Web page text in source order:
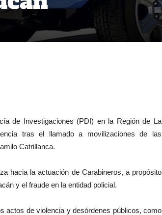
de Investigaciones (PDI) en la Región de La
tras el llamado a movilizaciones de las
Catrillanca.
hacia la actuación de Carabineros, a propósito
y el fraude en la entidad policial.
actos de violencia y desórdenes públicos, como